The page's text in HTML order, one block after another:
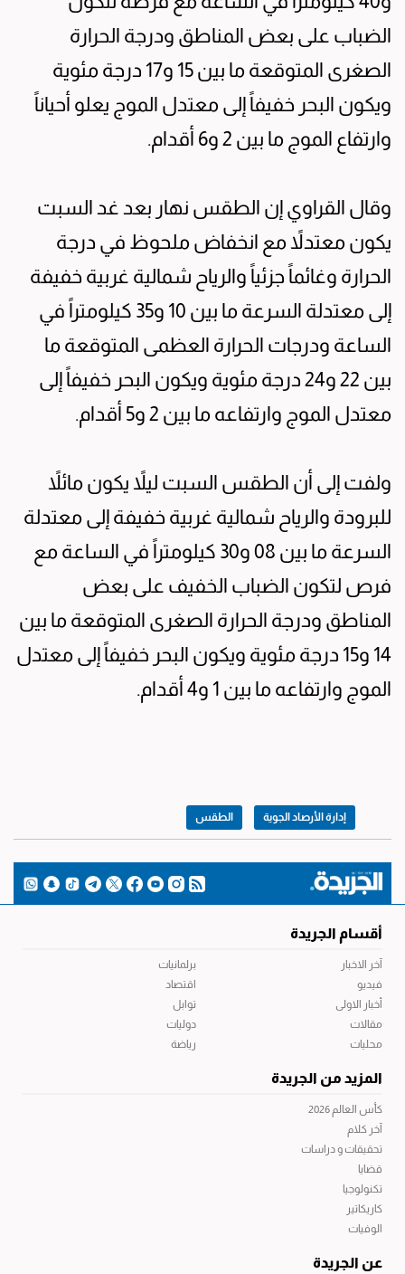
الضباب على بعض المناطق ودرجة الحرارة
الصغرى المتوقعة ما بين 15 و17 درجة مئوية
ويكون البحر خفيفاً إلى معتدل الموج يعلو أحياناً
وارتفاع الموج ما بين 2 و6 أقدام.
وقال القراوي إن الطقس نهار بعد غد السبت
يكون معتدلاً مع انخفاض ملحوظ في درجة
الحرارة وغائماً جزئياً والرياح شمالية غربية خفيفة
إلى معتدلة السرعة ما بين 10 و35 كيلومتراً في
الساعة ودرجات الحرارة العظمى المتوقعة ما
بين 22 و24 درجة مئوية ويكون البحر خفيفاً إلى
معتدل الموج وارتفاعه ما بين 2 و5 أقدام.
ولفت إلى أن الطقس السبت ليلاً يكون مائلاً
للبرودة والرياح شمالية غربية خفيفة إلى معتدلة
السرعة ما بين 08 و30 كيلومتراً في الساعة مع
فرص لتكون الضباب الخفيف على بعض
المناطق ودرجة الحرارة الصغرى المتوقعة ما بين
14 و15 درجة مئوية ويكون البحر خفيفاً إلى معتدل
الموج وارتفاعه ما بين 1 و4 أقدام.
إدارة الأرصاد الجوية الطقس
أقسام الجريدة
آخر الاخبار
فيديو
أخبار الاولى
مقالات
محليات
برلمانيات
اقتصاد
توابل
دوليات
رياضة
المزيد من الجريدة
كأس العالم 2026
آخر كلام
تحقيقات و دراسات
قضايا
تكنولوجيا
كاريكاتير
الوفيات
عن الجريدة